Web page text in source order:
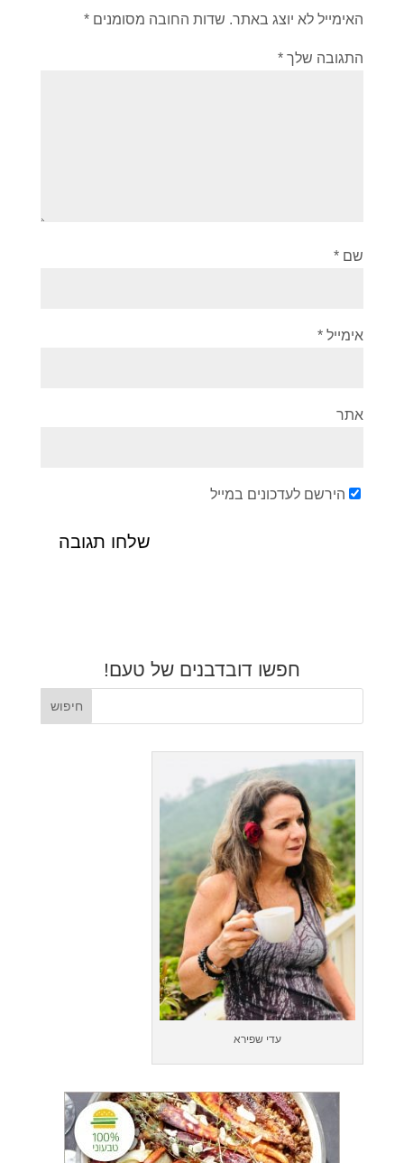
האימייל לא יוצג באתר. שדות החובה מסומנים *
התגובה שלך *
שם *
אימייל *
אתר
הירשם לעדכונים במייל
חפשו דובדבנים של טעם!
עדי שפירא